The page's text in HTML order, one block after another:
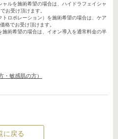
ルを施術希望の場合は、ハイドラフェイシャ
お受け頂けます。
ロポレーション）を施術希望の場合は、ケア
格でお受け頂けます。
術希望の場合は、イオン導入を通常料金の半
・敏感肌の方）
に戻る